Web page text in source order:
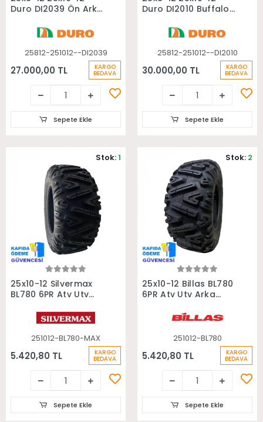
Duro DI2039 Ön Arka
25812-251012--DI2039
27.000,00 TL KARGO
BEDAVA
Sepete Ekle
Duro DI2010 Buffalo
Lastiği
25812-251012--DI2010
30.000,00 TL KARGO
BEDAVA
Sepete Ekle
Sepete Ekle
25x10-12 Silvermax
BL780 6PR Atv Utv
251012-BL780-MAX
5.420,80 TL KARGO
BEDAVA
Stok:1
Sepete Ekle
Sepete Ekle
25x10-12 Billas BL780
6PR Atv Utv Arka
251012-BL780
5.420,80 TL KARGO
BEDAVA
Stok: 2
Sepete Ekle